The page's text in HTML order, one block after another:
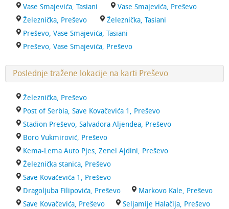
Vase Smajevića, Tasiani
Vase Smajevića, Preševo
Železnička, Preševo
Železnička, Tasiani
Preševo, Vase Smajevića, Tasiani
Preševo, Vase Smajevića, Preševo
Poslednje tražene lokacije na karti Preševo
Železnička, Preševo
Post of Serbia, Save Kovačevića 1, Preševo
Stadion Preševo, Salvadora Aljendea, Preševo
Boro Vukmirović, Preševo
Kema-Lema Auto Pjes, Zenel Ajdini, Preševo
Železnička stanica, Preševo
Save Kovačevića 1, Preševo
Dragoljuba Filipovića, Preševo
Markovo Kale, Preševo
Save Kovačevića, Preševo
Seljamije Halačija, Preševo